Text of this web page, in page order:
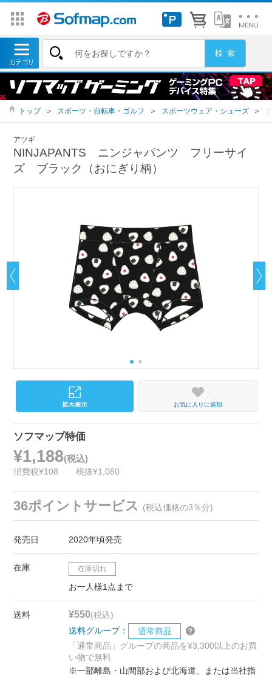
トップ ＞ スポーツ・自転車・ゴルフ ＞ スポーツウェア・シューズ ＞
アツギ
NINJAPANTS ニンジャパンツ フリーサイ
ズ ブラック（おにぎり柄）
お気に入りに追加
ソフマップ特価
¥1,188(税込)
消費税¥108 税抜¥1,080
36ポイントサービス (税込価格の3％分)
発売日 2020年頃発売
在庫 在庫切れ
お一人様1点まで
送料 ¥550(税込)
送料グループ：
通常商品
「通常商品」グループの商品を¥3,300以上のお買
い物で無料
※一部離島・山間部および北海道、または当社指